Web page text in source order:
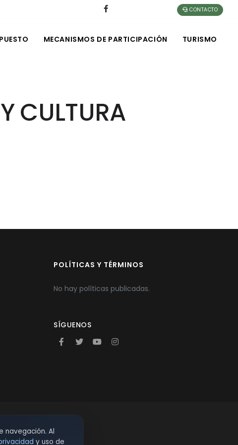
CONTACTO
MECANISMOS DE PARTICIPACIÓN TURISMO
CULTURA
POLÍTICAS Y TÉRMINOS
No hay políticas publicadas.
SÍGUENOS
navegación. Al
y uso de